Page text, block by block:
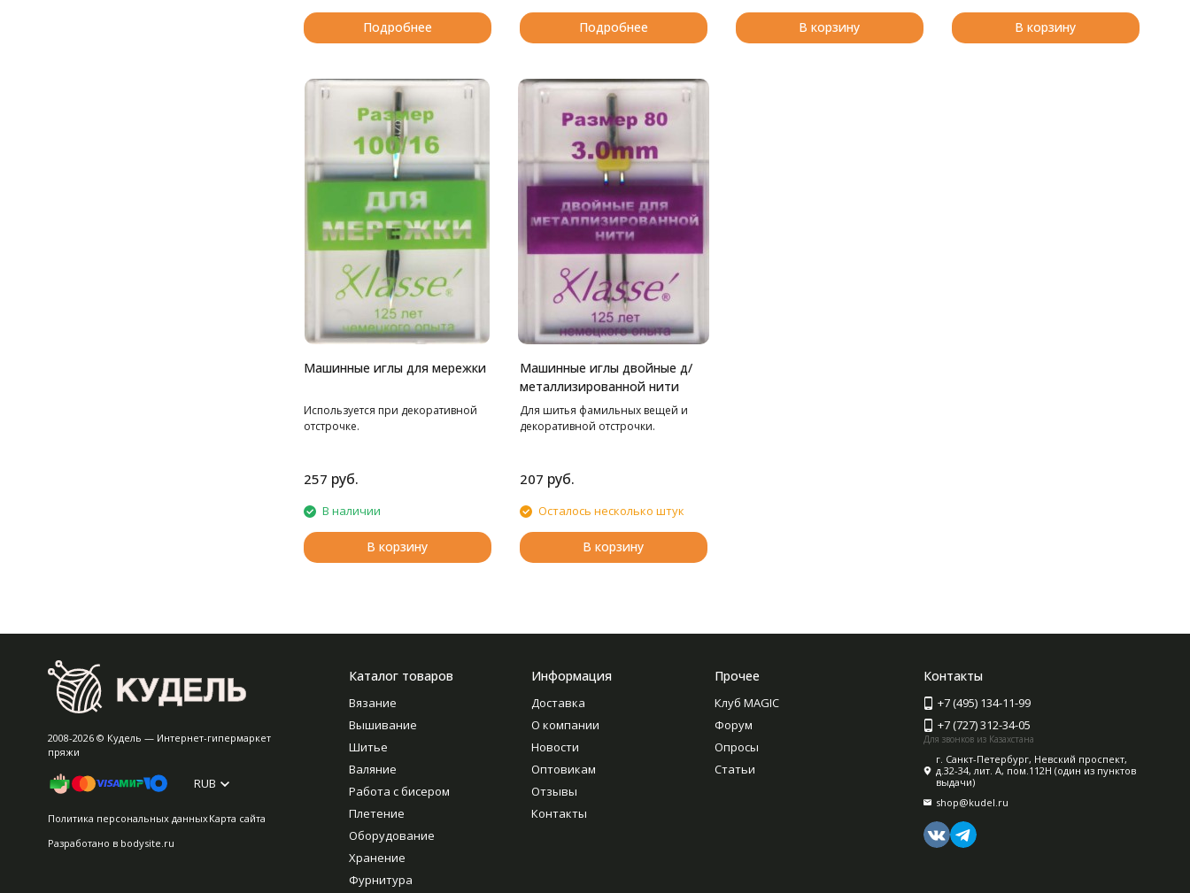
Подробнее Подробнее В корзину В корзину
Машинные иглы для мережки
Используется при декоративной
отстрочке.
257 руб.
В наличии
В корзину
Машинные иглы двойные д/
металлизированной нити
Для шитья фамильных вещей и
декоративной отстрочки.
207 руб.
Осталось несколько штук
В корзину
2008-2026 © Кудель — Интернет-гипермаркет
пряжи
RUB
Политика персональных данныхКарта сайта
Разработано в bodysite.ru
Каталог товаров
Вязание
Вышивание
Шитье
Валяние
Работа с бисером
Плетение
Оборудование
Хранение
Фурнитура
Информация
Доставка
О компании
Новости
Оптовикам
Отзывы
Контакты
Прочее
Клуб MAGIC
Форум
Опросы
Статьи
Контакты
+7 (495) 134-11-99
+7 (727) 312-34-05
Для звонков из Казахстана
г. Санкт-Петербург, Невский проспект,
д.32-34, лит. А, пом.112Н (один из пунктов
выдачи)
shop@kudel.ru